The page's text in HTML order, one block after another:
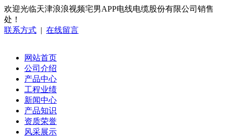
欢迎光临天津浪浪视频宅男APP电线电缆股份有限公司销售
处！
联系方式 | 在线留言
网站首页
公司介绍
产品中心
工程业绩
新闻中心
产品知识
资质荣誉
风采展示